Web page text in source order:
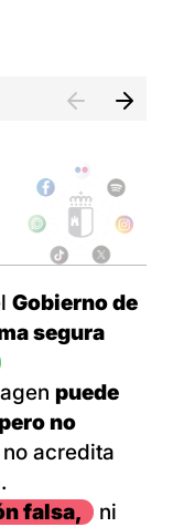
Gobierno de
segura
puede
no
acredita
falsa,
ni